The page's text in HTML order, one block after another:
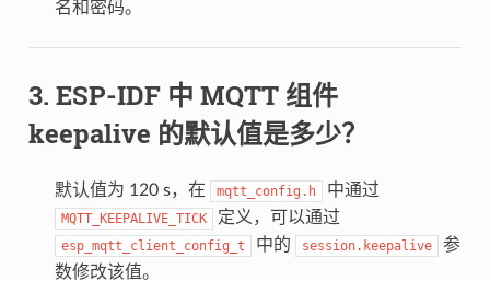
名和密码。
ESP-IDF 中 MQTT 组件
keepalive 的默认值是多少？
默认值为 120 s，在 mqtt_config.h 中通过
MQTT_KEEPALIVE_TICK 定义，可以通过
esp_mqtt_client_config_t 中的 session.keepalive
参
数修改该值。